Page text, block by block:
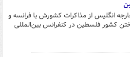
انگلیس از مذاکرات کشورش با فرانسه و
کشور فلسطین در کنفرانس بین‌المللی